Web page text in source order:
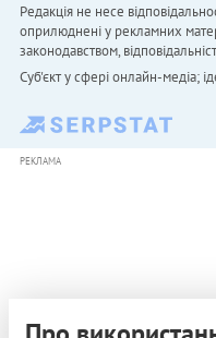
Редакція не несе
оприлюднені у рекламних
законодавством,
Cуб'єкт у сфері онлайн-медіа;
РЕКЛАМА